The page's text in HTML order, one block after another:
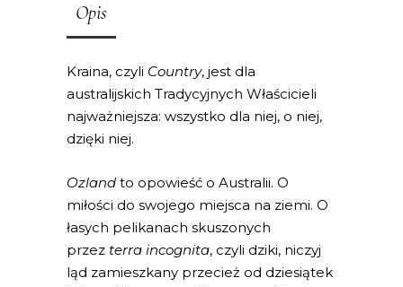
Opis
Kraina, czyli Country, jest dla
australijskich Tradycyjnych Właścicieli
najważniejsza: wszystko dla niej, o niej,
dzięki niej.
Ozland to opowieść o Australii. O
miłości do swojego miejsca na ziemi. O
łasych pelikanach skuszonych
przez terra incognita, czyli dziki, niczyj
ląd zamieszkany przecież od dziesiątek